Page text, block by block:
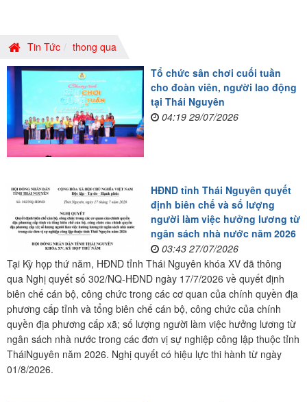
Tin Tức
thong qua
Tổ chức sân chơi cuối tuần
cho đoàn viên, người lao động
tại Thái Nguyên
04:19 29/07/2026
HĐND tỉnh Thái Nguyên quyết
định biên chế và số lượng
người làm việc hưởng lương từ
ngân sách nhà nước năm 2026
03:43 27/07/2026
Tại Kỳ họp thứ năm, HĐND tỉnh Thái Nguyên khóa XV đã thông
qua Nghị quyết số 302/NQ-HĐND ngày 17/7/2026 về quyết định
biên chế cán bộ, công chức trong các cơ quan của chính quyền địa
phương cấp tỉnh và tổng biên chế cán bộ, công chức của chính
quyền địa phương cấp xã; số lượng người làm việc hưởng lương từ
ngân sách nhà nước trong các đơn vị sự nghiệp công lập thuộc tỉnh
TháiNguyên năm 2026. Nghị quyết có hiệu lực thi hành từ ngày
01/8/2026.